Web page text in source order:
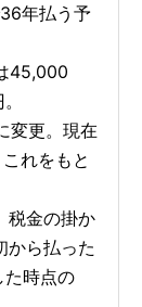
年払う予
45,000
変更。現在
れをもと
税金の掛か
から払った
た時点の